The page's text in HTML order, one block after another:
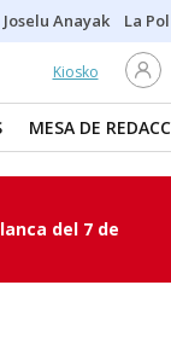
Joselu Anayak La
Kiosko
MESA DE
del 7 de